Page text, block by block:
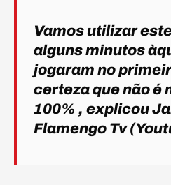
Vamos utilizar
alguns minutos
jogaram no
certeza que não é
100% , explicou
Flamengo Tv